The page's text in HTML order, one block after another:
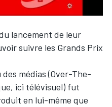
lancement de leur
suivre les Grands Prix
médias (Over-The-
ici télévisuel) fut
en lui-même que